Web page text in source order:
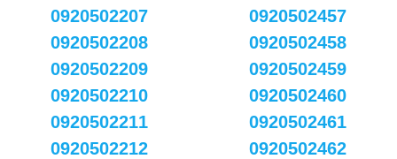
0920502207
0920502208
0920502209
0920502210
0920502211
0920502212
0920502457
0920502458
0920502459
0920502460
0920502461
0920502462